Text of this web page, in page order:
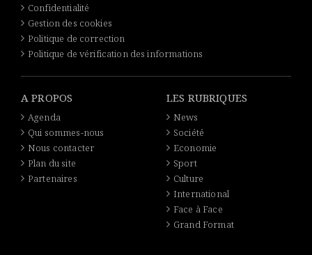
Confidentialité
Gestion des cookies
Politique de correction
Politique de vérification des informations
A PROPOS
Agenda
Qui sommes-nous
Nous contacter
Plan du site
Partenaires
LES RUBRIQUES
News
Société
Economie
Sport
Culture
International
Face à Face
Grand Format